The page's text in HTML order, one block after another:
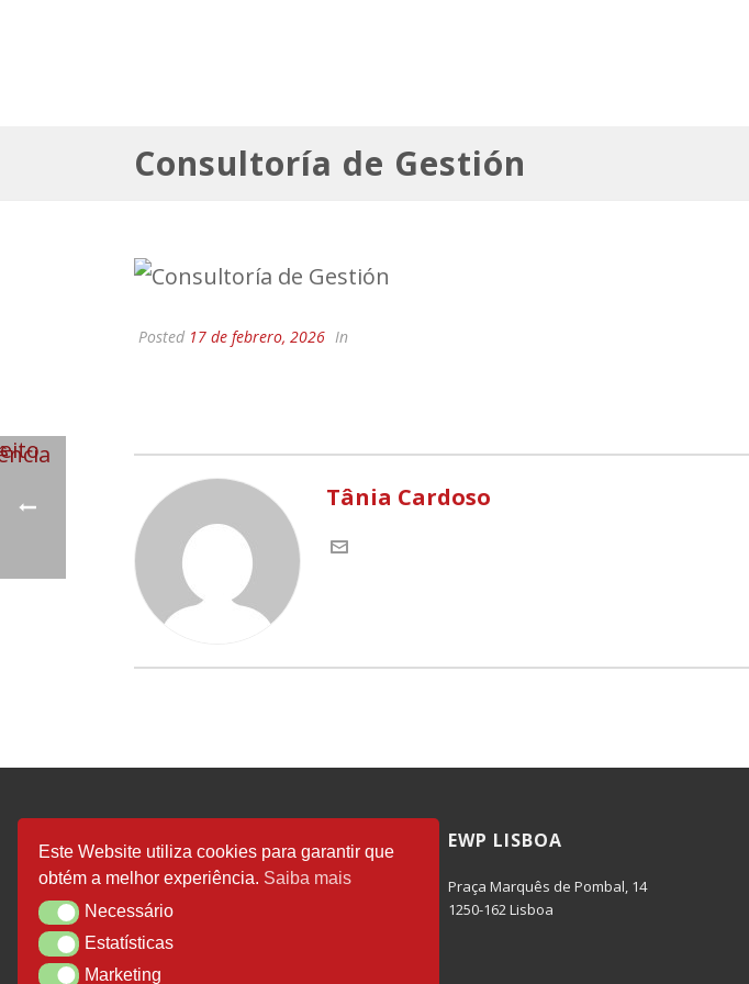
Consultoría de Gestión
Posted 17 de febrero, 2026 In
Tânia Cardoso
CONTACTOS
ewp@ewp-portugal.com
+351 968 705 169
EWP LISBOA
Praça Marquês de Pombal, 14
1250-162 Lisboa
Este Website utiliza cookies para garantir que
obtém a melhor experiência. Saiba mais
NecessárioNecessário
EstatísticasEstatísticas
MarketingMarketing